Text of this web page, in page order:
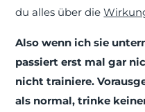
du alles über die
Also wenn ich sie
passiert erst mal gar
nicht trainiere.
als normal, trinke